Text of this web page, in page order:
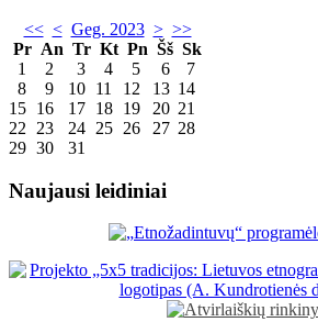
<< < Geg. 2023 > >>
Pr An Tr Kt Pn Šš Sk
1
2 3 4 5 6
7
8
9 10 11 12 13 14
15 16 17 18 19 20 21
22
23 24 25 26 27 28
29 30 31
Naujausi leidiniai